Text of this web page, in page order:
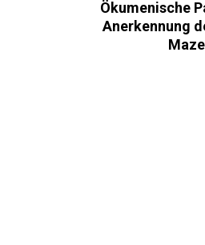
Ökumenische
Anerkennung